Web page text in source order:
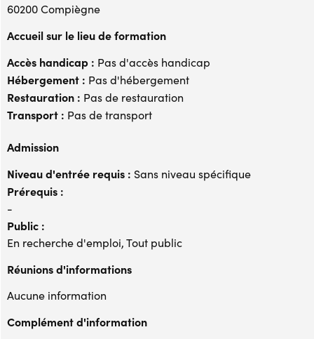
60200 Compiègne
Accueil sur le lieu de formation
Accès handicap : Pas d'accès handicap
Hébergement : Pas d'hébergement
Restauration : Pas de restauration
Transport : Pas de transport
Admission
Niveau d'entrée requis : Sans niveau spécifique
Prérequis :
-
Public :
En recherche d'emploi, Tout public
Réunions d'informations
Aucune information
Complément d'information